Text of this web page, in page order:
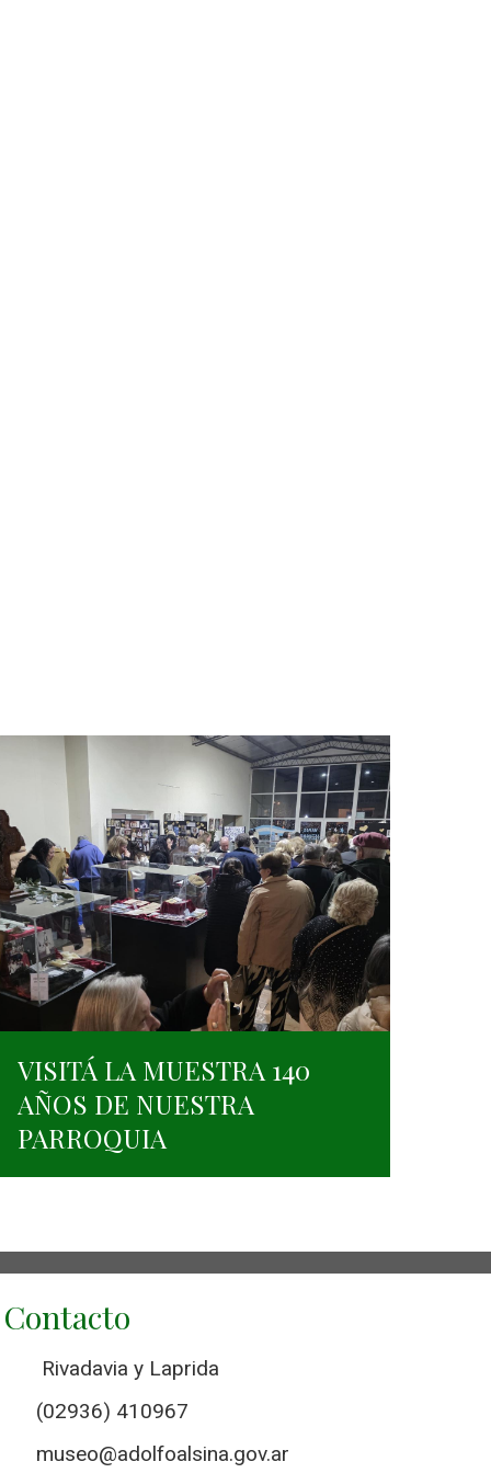
VISITÁ LA MUESTRA 140
AÑOS DE NUESTRA
PARROQUIA
Contacto
Rivadavia y Laprida
(02936) 410967
museo@adolfoalsina.gov.ar